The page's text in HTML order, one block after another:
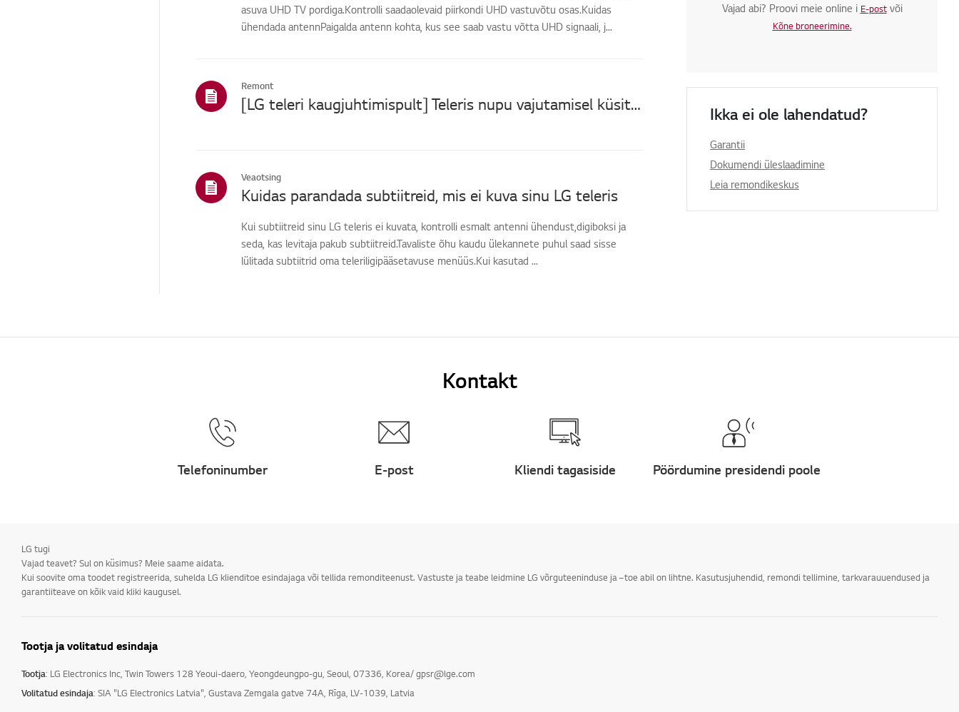
asuva UHD TV pordiga.Kontrolli saadaolevaid piirkondi UHD vastuvõtu osas.Kuidas
ühendada antennPaigalda antenn kohta, kus see saab vastu võtta UHD signaali, j...
Remont
[LG teleri kaugjuhtimispult] Teleris nupu vajutamisel küsitakse minult sõnumit Key Locked
Veaotsing
Kuidas parandada subtiitreid, mis ei kuva sinu LG teleris
Kui subtiitreid sinu LG teleris ei kuvata, kontrolli esmalt antenni ühendust,digiboksi ja
seda, kas levitaja pakub subtiitreid.Tavaliste õhu kaudu ülekannete puhul saad sisse
lülitada subtiitrid oma teleriligipääsetavuse menüüs.Kui kasutad ...
Vajad abi? Proovi meie online i E-postvõi
Kõne broneerimine.
Ikka ei ole lahendatud?
Garantii
Dokumendi üleslaadimine
Leia remondikeskus
Kontakt
Telefoninumber E-post Kliendi tagasiside Pöördumine presidendi poole
LG tugi
Vajad teavet? Sul on küsimus? Meie saame aidata.
Kui soovite oma toodet registreerida, suhelda LG klienditoe esindajaga või tellida remonditeenust. Vastuste ja teabe leidmine LG võrguteeninduse ja –toe abil on lihtne. Kasutusjuhendid, remondi tellimine, tarkvarauuendused ja
garantiiteave on kõik vaid kliki kaugusel.
Tootja ja volitatud esindaja
Tootja: LG Electronics Inc, Twin Towers 128 Yeoui-daero, Yeongdeungpo-gu, Seoul, 07336, Korea/ gpsr@lge.com
Volitatud esindaja: SIA "LG Electronics Latvia", Gustava Zemgala gatve 74A, Rīga, LV-1039, Latvia